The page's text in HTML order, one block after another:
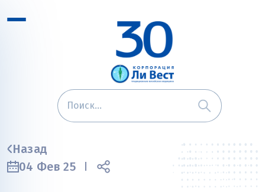
Назад
04 Фев 25